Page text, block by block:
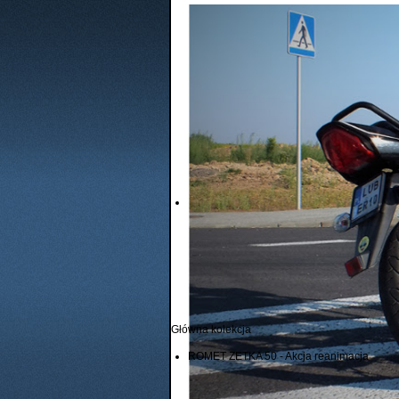
Główna kolekcja
ROMET ZETKA 50 - Akcja reanimacja